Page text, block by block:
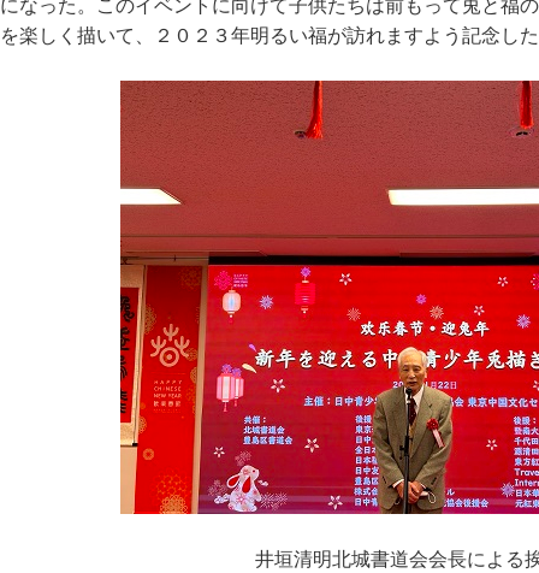
になった。このイベントに向けて子供たちは前もって兎と福
を楽しく描いて、２０２３年明るい福が訪れますよう記念し
井垣清明北城書道会会長による